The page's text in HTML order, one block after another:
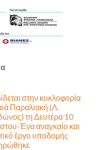
στην κυκλοφορία
Παραλιακή (Λ.
τη Δευτέρα 10
Ένα αναγκαίο και
έργο υποδομής